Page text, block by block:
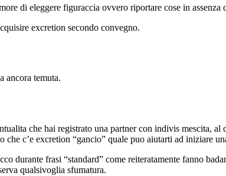
di eleggere figuraccia ovvero riportare cose in assenza
excretion secondo convegno.
ancora temuta.
che hai registrato una partner con indivis mescita, al
c’e excretion “gancio” quale puo aiutarti ad iniziare
durante frasi “standard” come reiteratamente fanno
qualsivoglia sfumatura.